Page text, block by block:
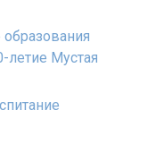
летие Мустая